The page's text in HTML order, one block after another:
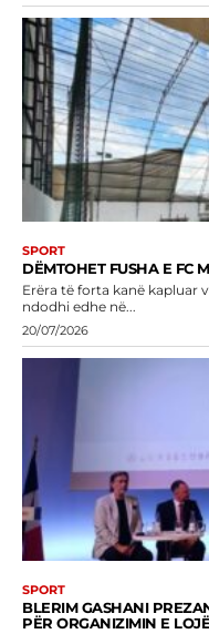
SPORT
DËMTOHET FUSHA E FC
Erëra të forta kanë kapluar
ndodhi edhe në...
20/07/2026
SPORT
BLERIM GASHANI
PËR ORGANIZIMIN E